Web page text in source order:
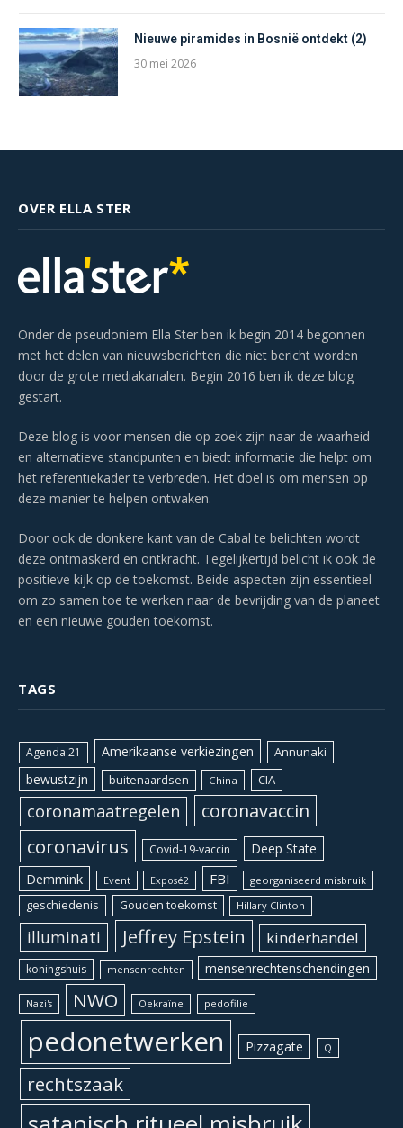
Nieuwe piramides in Bosnië ontdekt (2)
30 mei 2026
OVER ELLA STER
Onder de pseudoniem Ella Ster ben ik begin 2014 begonnen
met het delen van nieuwsberichten die niet bericht worden
door de grote mediakanalen. Begin 2016 ben ik deze blog
gestart.
Deze blog is voor mensen die op zoek zijn naar de waarheid
en alternatieve standpunten en biedt informatie die helpt om
het referentiekader te verbreden. Het doel is om mensen op
deze manier te helpen ontwaken.
Door ook de donkere kant van de Cabal te belichten wordt
deze ontmaskerd en ontkracht. Tegelijkertijd belicht ik ook de
positieve kijk op de toekomst. Beide aspecten zijn essentieel
om zo samen toe te werken naar de bevrijding van de planeet
en een nieuwe gouden toekomst.
TAGS
Agenda 21 Amerikaanse verkiezingen Annunaki
bewustzijn buitenaardsen China CIA
coronamaatregelen coronavaccin
coronavirus Covid-19-vaccin Deep State
Demmink Event Exposé2 FBI georganiseerd misbruik
geschiedenis Gouden toekomst Hillary Clinton
illuminati Jeffrey Epstein kinderhandel
koningshuis mensenrechten mensenrechtenschendingen
Nazi's NWO Oekraïne pedofilie
pedonetwerken Pizzagate Q
rechtszaak